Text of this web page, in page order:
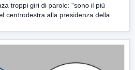
troppi giri di parole: “sono il più
centrodestra alla presidenza della...